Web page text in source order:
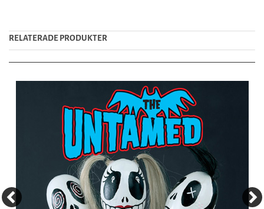
RELATERADE PRODUKTER